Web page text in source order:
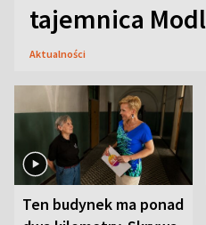
tajemnica
Aktualności
Ten budynek ma ponad